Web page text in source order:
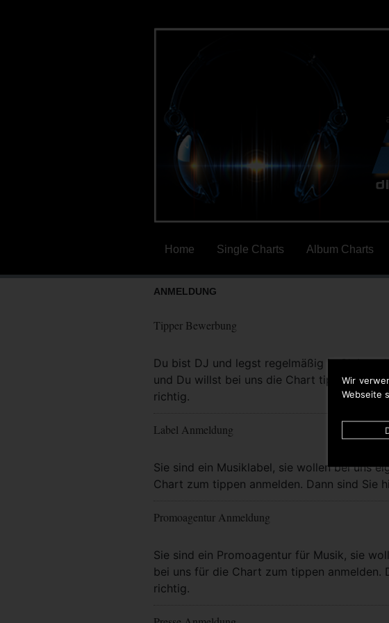
Wir
Webseite
Home Single Charts Album Charts
ANMELDUNG
Tipper Bewerbung
Du bist DJ und legst regelmäßig in Clubs
und Du willst bei uns die Chart tippen.
richtig.
Mehr Info
Label Anmeldung
Sie sind ein Musiklabel, sie wollen bei uns
Chart zum tippen anmelden. Dann sind Sie
Mehr Info
Promoagentur Anmeldung
Sie sind ein Promoagentur für Musik, sie
bei uns für die Chart zum tippen anmelden.
richtig.
Mehr Info